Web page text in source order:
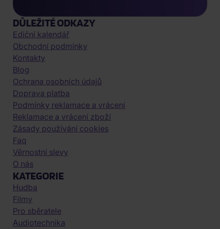
DŮLEŽITÉ ODKAZY
Ediční kalendář
Obchodní podmínky
Kontakty
Blog
Ochrana osobních údajů
Doprava platba
Podmínky reklamace a vrácení
Reklamace a vrácení zboží
Zásady používání cookies
Faq
Věrnostní slevy
O nás
KATEGORIE
Hudba
Filmy
Pro sběratele
Audiotechnika